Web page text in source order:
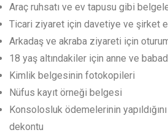
Araç ruhsatı ve ev tapusu gibi
Ticari ziyaret için davetiye ve şirket
Arkadaş ve akraba ziyareti için
18 yaş altındakiler için anne ve
Kimlik belgesinin fotokopileri
Nüfus kayıt örneği belgesi
Konsolosluk ödemelerinin
dekontu